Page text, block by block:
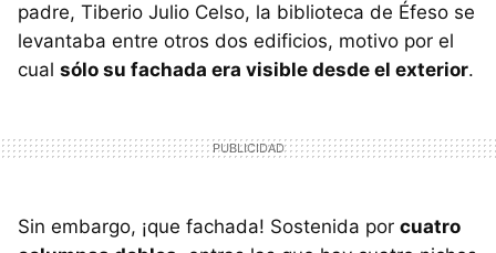
padre, Tiberio Julio Celso, la biblioteca de Éfeso se
levantaba entre otros dos edificios, motivo por el
cual sólo su fachada era visible desde el exterior.
Sin embargo, ¡que fachada! Sostenida por cuatro